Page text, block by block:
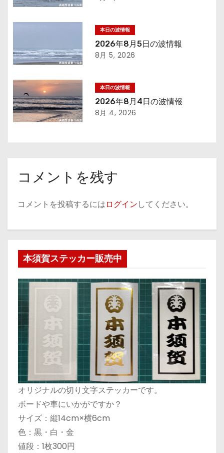
シ
ン
本日の波情報
2026年8月5日の波情報
8月 5, 2026
本日の波情報
2026年8月4日の波情報
8月 4, 2026
コメントを残す
コメントを投稿するにはログインしてください。
本須賀ステッカー販売中
オリジナルの切り文字ステッカーです。
ボードや車にいかがですか？
サイズ：縦14cm×横6cm
色：黒・白・金
値段：1枚300円